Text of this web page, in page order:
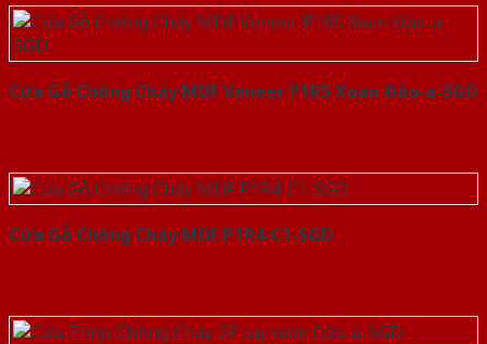
Cửa Gỗ Chống Cháy MDF Veneer P1R5 Xoan Đào-a-SGD
Cửa Gỗ Chống Cháy MDF P1R4-C1-SGD